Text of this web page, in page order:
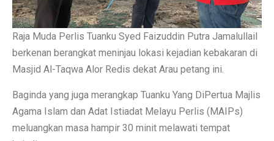
Raja Muda Perlis Tuanku Syed Faizuddin Putra Jamalullail
berkenan berangkat meninjau lokasi kejadian kebakaran di
Masjid Al-Taqwa Alor Redis dekat Arau petang ini.
Baginda yang juga merangkap Tuanku Yang DiPertua Majlis
Agama Islam dan Adat Istiadat Melayu Perlis (MAIPs)
meluangkan masa hampir 30 minit melawati tempat